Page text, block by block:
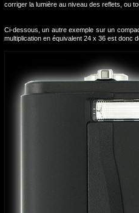
corriger la lumière au niveau des reflets, ou
Ci-dessous, un autre exemple sur un
multiplication en équivalent 24 x 36 est donc